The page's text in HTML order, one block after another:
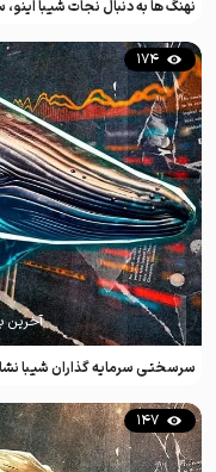
نهنگ ها به دنبال نجات شیبا
سرسختی سرمایه گذاران شیبا
174
آخرین
147